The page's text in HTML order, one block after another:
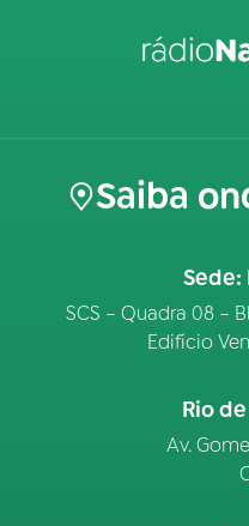
Saiba
Sede:
SCS – Quadra 08 –
Edifício
Rio
Av.